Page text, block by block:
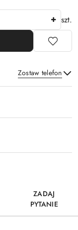
szt.
Zostaw telefon
ZADAJ
PYTANIE